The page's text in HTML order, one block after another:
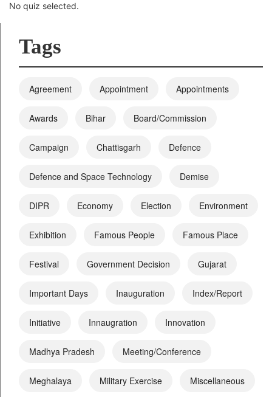
No quiz selected.
Tags
Agreement Appointment Appointments
Awards Bihar Board/Commission
Campaign Chattisgarh Defence
Defence and Space Technology Demise
DIPR Economy Election Environment
Exhibition Famous People Famous Place
Festival Government Decision Gujarat
Important Days Inauguration Index/Report
Initiative Innaugration Innovation
Madhya Pradesh Meeting/Conference
Meghalaya Military Exercise Miscellaneous